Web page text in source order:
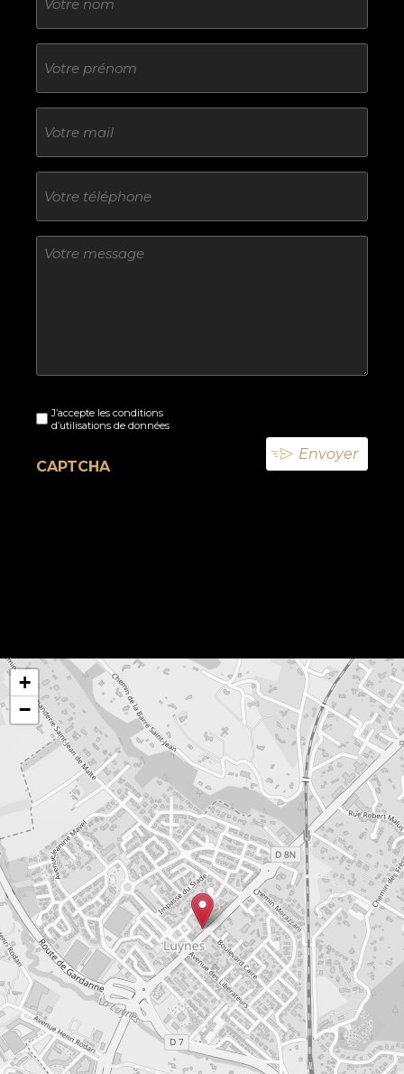
Sans
titre
E-
mail
Téléphone
Sans
titre
titreJ’accepte les conditions
d’utilisations de données
CAPTCHA
+
−